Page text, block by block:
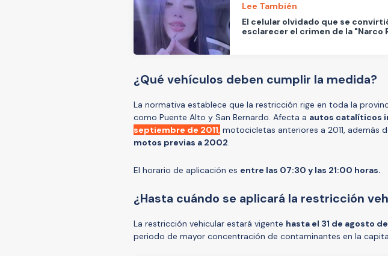
Lee También
El celular olvidado que se
esclarecer el crimen de la "Narco
¿Qué vehículos deben cumplir la medida?
La normativa establece que la restricción rige en toda la
como Puente Alto y San Bernardo. Afecta a autos catalíticos
septiembre de 2011, motocicletas anteriores a 2011, además
motos previas a 2002.
El horario de aplicación es entre las 07:30 y las 21:00 horas.
¿Hasta cuándo se aplicará la restricción
La restricción vehicular estará vigente hasta el 31 de agosto
periodo de mayor concentración de contaminantes en la